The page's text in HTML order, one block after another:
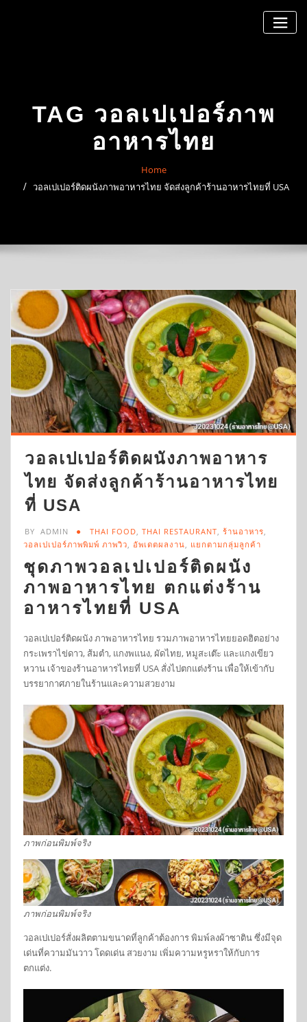
TAG วอลเปเปอร์ภาพ
อาหารไทย
Home
วอลเปเปอร์ติดผนังภาพอาหารไทย จัดส่งลูกค้าร้านอาหารไทยที่ USA
วอลเปเปอร์ติดผนังภาพอาหาร
ไทย จัดส่งลูกค้าร้านอาหารไทย
ที่ USA
BY ADMIN THAI FOOD THAI RESTAURANT ร้านอาหาร
วอลเปเปอร์ภาพพิมพ์ ภาพวิว
อัพเดตผลงาน แยกตามกลุ่มลูกค้า
ชุดภาพวอลเปเปอร์ติดผนัง
ภาพอาหารไทย ตกแต่งร้าน
อาหารไทยที่ USA
วอลเปเปอร์ติดผนัง ภาพอาหารไทย รวมภาพอาหารไทยยอดฮิตอย่าง
กระเพราไข่ดาว, ส้มตำ, แกงพแนง, ผัดไทย, หมูสะเต๊ะ และแกงเขียว
หวาน เจ้าของร้านอาหารไทยที่ USA สั่งไปตกแต่งร้าน เพื่อให้เข้ากับ
บรรยากาศภายในร้านและความสวยงาม
ภาพก่อนพิมพ์จริง
ภาพก่อนพิมพ์จริง
วอลเปเปอร์สั่งผลิตตามขนาดที่ลูกค้าต้องการ พิมพ์ลงผ้าซาติน ซึ่งมีจุด
เด่นที่ความมันวาว โดดเด่น สวยงาม เพิ่มความหรูหราให้กับการ
ตกแต่ง.